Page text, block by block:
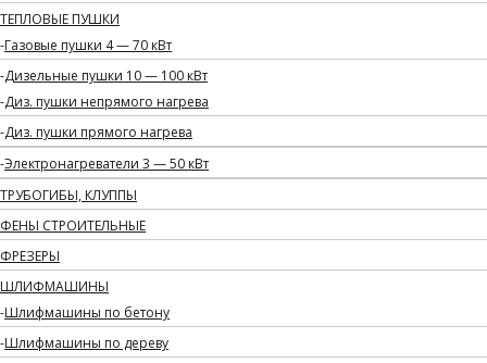
ТЕПЛОВЫЕ ПУШКИ
Газовые пушки 4 — 70 кВт
Дизельные пушки 10 — 100 кВт
Диз. пушки непрямого нагрева
Диз. пушки прямого нагрева
Электронагреватели 3 — 50 кВт
ТРУБОГИБЫ, КЛУППЫ
ФЕНЫ СТРОИТЕЛЬНЫЕ
ФРЕЗЕРЫ
ШЛИФМАШИНЫ
Шлифмашины по бетону
Шлифмашины по дереву